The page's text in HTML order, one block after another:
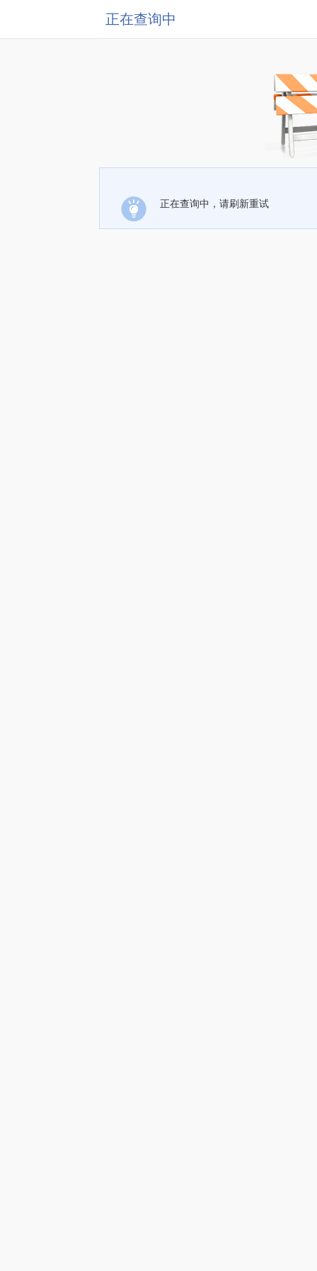
正在查询中
正在查询中，请刷新重试